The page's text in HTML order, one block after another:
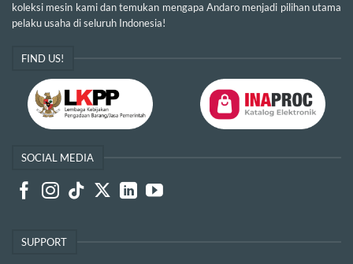
koleksi mesin kami dan temukan mengapa Andaro menjadi pilihan utama
pelaku usaha di seluruh Indonesia!
FIND US!
SOCIAL MEDIA
SUPPORT